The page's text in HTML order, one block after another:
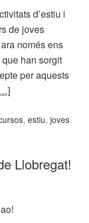
d’estiu i
de joves
només ens
han sorgit
per aquests
,estiu,joves
Llobregat!